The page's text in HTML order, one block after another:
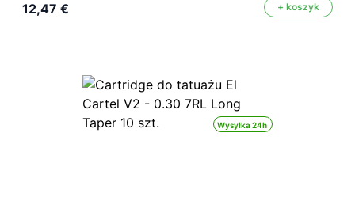
12,47 € + koszyk
Wysyłka 24h